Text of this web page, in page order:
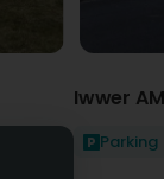
Iwwer
Parking